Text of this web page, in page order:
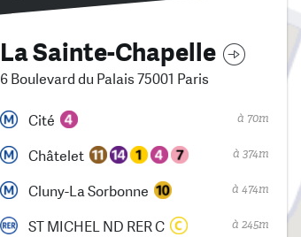
La Sainte-Chapelle
6 Boulevard du Palais 75001 Paris
Cité à 70m
Châtelet à 374m
Cluny-La Sorbonne à 474m
ST MICHEL ND RER C à 245m